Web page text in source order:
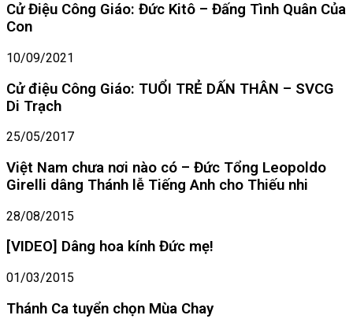
Cử Điệu Công Giáo: Đức Kitô – Đấng Tình Quân Của
Con
10/09/2021
Cử điệu Công Giáo: TUỔI TRẺ DẤN THÂN – SVCG
Di Trạch
25/05/2017
Việt Nam chưa nơi nào có – Đức Tổng Leopoldo
Girelli dâng Thánh lễ Tiếng Anh cho Thiếu nhi
28/08/2015
[VIDEO] Dâng hoa kính Đức mẹ!
01/03/2015
Thánh Ca tuyển chọn Mùa Chay